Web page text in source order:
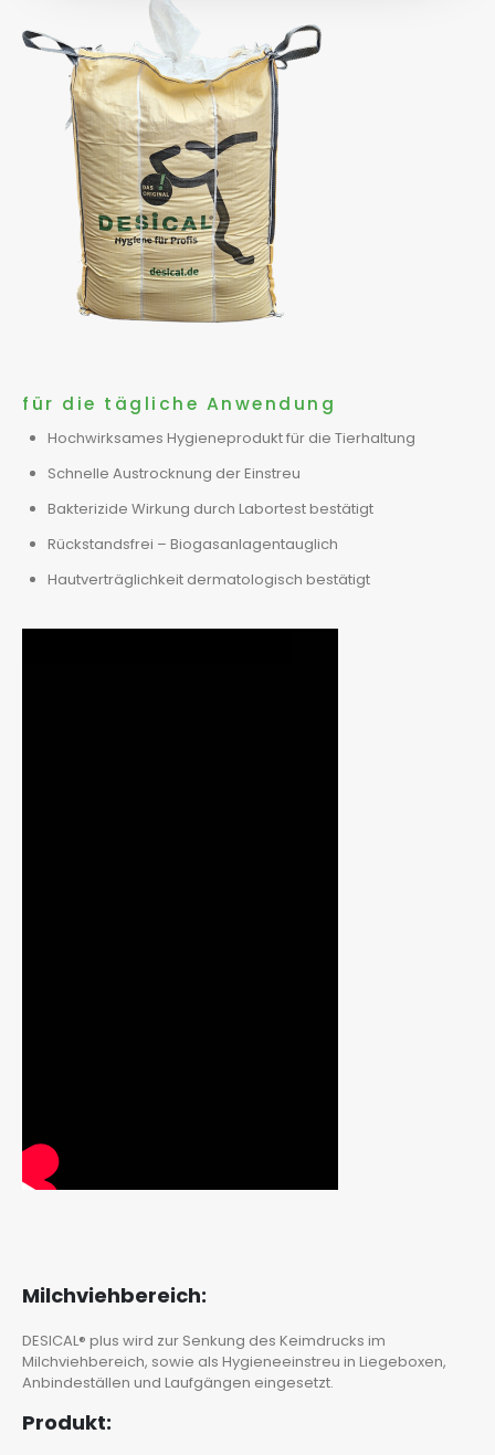
für die tägliche Anwendung
Hochwirksames Hygieneprodukt für die Tierhaltung
Schnelle Austrocknung der Einstreu
Bakterizide Wirkung durch Labortest bestätigt
Rückstandsfrei – Biogasanlagentauglich
Hautverträglichkeit dermatologisch bestätigt
Milchviehbereich:
DESICAL® plus wird zur Senkung des Keimdrucks im
Milchviehbereich, sowie als Hygieneeinstreu in Liegeboxen,
Anbindeställen und Laufgängen eingesetzt.
Produkt: